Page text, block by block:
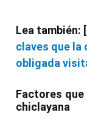
Lea también: [
claves que la
obligada
Factores que
chiclayana